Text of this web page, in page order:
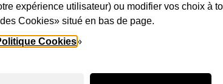
expérience utilisateur) ou modifier vos choix à
Cookies» situé en bas de page.
Cookies»